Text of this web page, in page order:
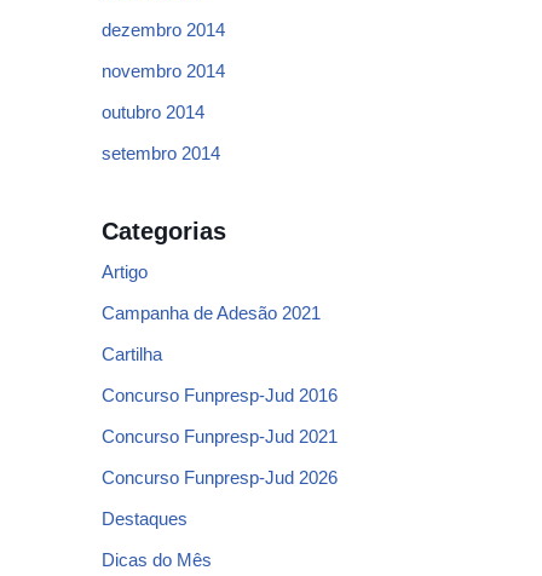
dezembro 2014
novembro 2014
outubro 2014
setembro 2014
Categorias
Artigo
Campanha de Adesão 2021
Cartilha
Concurso Funpresp-Jud 2016
Concurso Funpresp-Jud 2021
Concurso Funpresp-Jud 2026
Destaques
Dicas do Mês